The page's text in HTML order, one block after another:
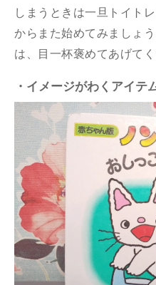
しまうときは一旦トイト
からまた始めてみましょ
は、目一杯褒めてあげてく
・イメージがわくアイテ